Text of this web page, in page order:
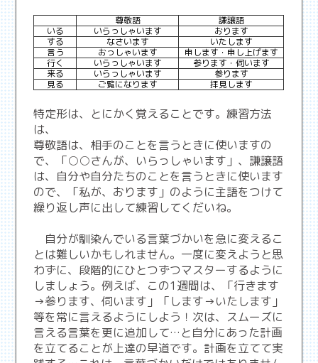
尊敬語
謙譲語
いる
いらっしゃいます
おります
する
なさいます
いたします
言う
おっしゃいます
申します・申し上げます
行く
いらっしゃいます
参ります・伺います
来る
いらっしゃいます
参ります
見る
ご覧になります 拝見します
特定形は、とにかく覚えることです。練習方法
は、
尊敬語は、相手のことを言うときに使いますの
で、「○○さんが、いらっしゃいます」、謙譲語
は、自分や自分たちのことを言うときに使います
ので、「私が、おります」のように主語をつけて
繰り返し声に出して練習してくだいね。
自分が馴染んでいる言葉づかいを急に変えるこ
とは難しいかもしれません。一度に変えようと思
わずに、段階的にひとつずつマスターするように
しましょう。例えば、この1週間は、「行きます
→参ります、伺います」「します→いたします」
等を常に言えるようにしよう！次は、スムーズに
言える言葉を更に追加して…と自分にあった計画
を立てることが上達の早道です。計画を立てて実